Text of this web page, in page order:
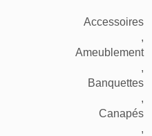
Accessoires
,
Ameublement
,
Banquettes
,
Canapés
,